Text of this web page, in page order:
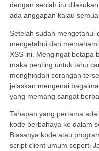
dengan seolah itu
ada anggapan kalau
Setelah sudah mengetahui
mengetahui dan
XSS ini. Mengingat betapa
maka penting untuk tahu
menghindari serangan
jelaskan mengenai
yang memang sangat
Tahapan yang pertama
kode berbahaya ke dalam
Biasanya kode atau
script client umum seperti